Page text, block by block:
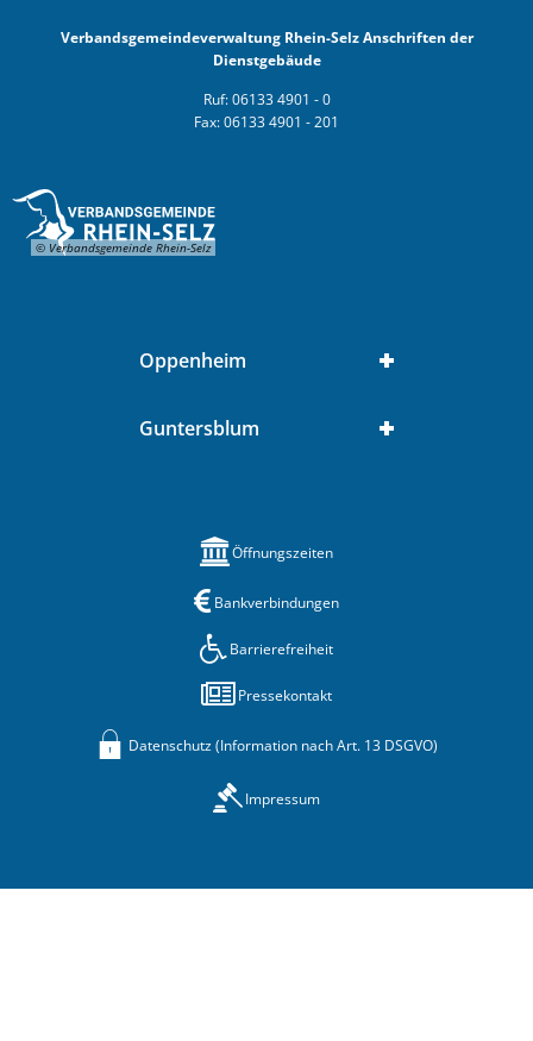
Verbandsgemeindeverwaltung Rhein-Selz Anschriften der
Dienstgebäude
Ruf: 06133 4901 - 0
Fax: 06133 4901 - 201
© Verbandsgemeinde Rhein-Selz
Oppenheim
Guntersblum
Öffnungszeiten
Bankverbindungen
Barrierefreiheit
Pressekontakt
Datenschutz (Information nach Art. 13 DSGVO)
Impressum